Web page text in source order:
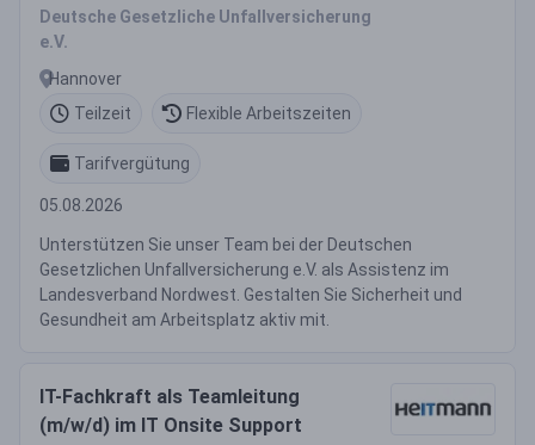
Deutsche Gesetzliche Unfallversicherung
e.V.
Hannover
Teilzeit
Flexible Arbeitszeiten
Tarifvergütung
05.08.2026
Unterstützen Sie unser Team bei der Deutschen
Gesetzlichen Unfallversicherung e.V. als Assistenz im
Landesverband Nordwest. Gestalten Sie Sicherheit und
Gesundheit am Arbeitsplatz aktiv mit.
IT-Fachkraft als Teamleitung
(m/w/d) im IT Onsite Support